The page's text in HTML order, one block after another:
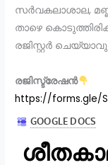
സർവകലാശാല,
താഴെ
രജിസ്റ്റർ
രജിസ്ട്രേഷൻ
https://forms.gle/